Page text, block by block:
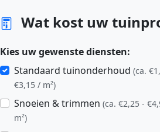
Wat kost uw
Kies uw gewenste diensten:
Standaard tuinonderhoud (ca.
€3,15 / m²)
Snoeien & trimmen (ca. €2,25 -
m²)